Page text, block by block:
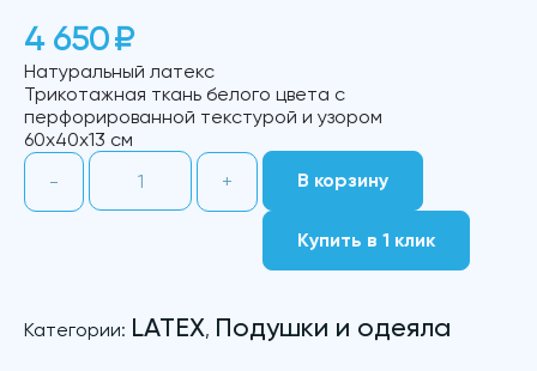
4 650₽
Натуральный латекс
Трикотажная ткань белого цвета c
перфорированной текстурой и узором
60х40х13 см
-
Количество
товара
+ В корзину
Купить в 1 клик
Категории: LATEX, Подушки и одеяла